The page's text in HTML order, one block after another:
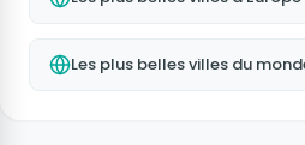
Les plus belles villes du